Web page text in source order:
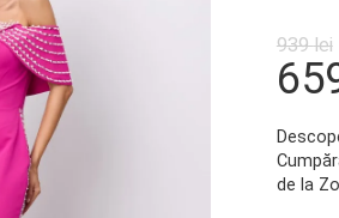
939lei
a
de la